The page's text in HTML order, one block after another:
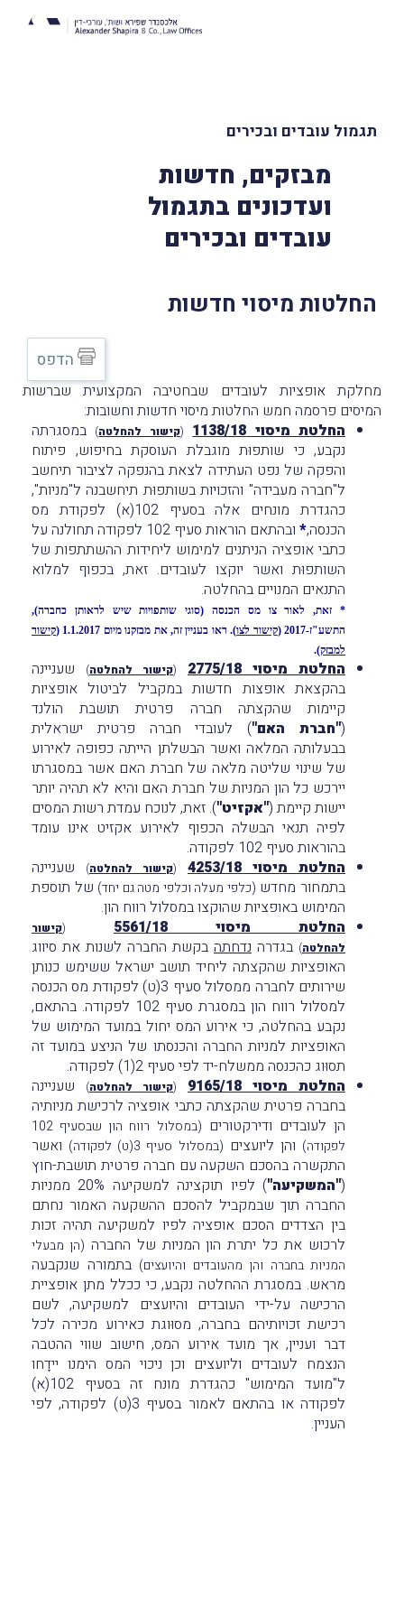
תגמול עובדים ובכירים
מבזקים, חדשות
ועדכונים בתגמול
עובדים ובכירים
החלטות מיסוי חדשות
מחלקת אופציות לעובדים שבחטיבה המקצועית שברשות
המיסים פרסמה חמש החלטות מיסוי חדשות וחשובות:
החלטת מיסוי 1138/18
(קישור להחלטה) במסגרתה
נקבע, כי שותפוּת מוגבלת העוסקת בחיפוש, פיתוח
והפקה של נפט העתידה לצאת בהנפקה לציבור תיחשב
ל"חברה מעבידה" והזכויות בשותפוּת תיחשבנה ל"מניות",
כהגדרת מונחים אלה בסעיף 102(א) לפקודת מס
הכנסה,*
ובהתאם הוראות סעיף 102 לפקודה תחולנה על
כתבי אופציה הניתנים למימוש ליחידות ההשתתפות של
השותפוּת ואשר יוקצו לעובדים. זאת, בכפוף למלוא
התנאים המנויים בהחלטה.
* זאת, לאור צו מס הכנסה (סוגי שותפויות שיש לראותן כחברה),
התשע"ז-2017 (
קישור לצו). ראו בעניין זה, את מבזקנו מיום 1.1.2017 (
קישור
למבזק).
החלטת מיסוי 2775/18 (קישור להחלטה)
שעניינה
בהקצאת אופצות חדשות במקביל לביטול אופציות
קיימות שהקצתה חברה פרטית תושבת הולנד
("חברת האם") לעובדי חברה פרטית ישראלית
בבעלותה המלאה ואשר הבשלתן הייתה כפופה לאירוע
של שינוי שליטה מלאה של חברת האם אשר במסגרתו
יירכש כל הון המניות של חברת האם והיא לא תהיה יותר
יישות קיימת ("אקזיט"). זאת, לנוכח עמדת רשות המסים
לפיה תנאי הבשלה הכפוף לאירוע אקזיט אינו עומד
בהוראות סעיף 102 לפקודה.
החלטת מיסוי 4253/18
(קישור להחלטה)
שעניינה
בתמחור מחדש (כלפי מעלה וכלפי מטה גם יחד) של תוספת
המימוש באופציות שהוקצו במסלול רווח הון.
החלטת מיסוי 5561/18
(קישור
להחלטה) בגדרה נדחתה בקשת החברה לשנות את סיווג
האופציות שהקצתה ליחיד תושב ישראל ששימש כנותן
שירותים לחברה ממסלול סעיף 3(ט) לפקודת מס הכנסה
למסלול רווח הון במסגרת סעיף 102 לפקודה. בהתאם,
נקבע בהחלטה, כי אירוע המס יחול במועד המימוש של
האופציות למניות החברה והכנסתו של הניצע במועד זה
תסוּוג כהכנסה ממשלח-יד לפי סעיף 2(1) לפקודה.
החלטת מיסוי 9165/18
(קישור להחלטה)
שעניינה
בחברה פרטית שהקצתה כתבי אופציה לרכישת מניותיה
הן לעובדים ודירקטורים
(במסלול רווח הון שבסעיף 102
לפקודה) והן ליועצים (במסלול סעיף 3(ט) לפקודה)
ואשר
התקשרה בהסכם השקעה עם חברה פרטית תושבת-חוץ
("המשקיעה"
) לפיו תוקצינה למשקיעה 20% ממניות
החברה תוך שבמקביל להסכם ההשקעה האמור נחתם
בין הצדדים הסכם אופציה לפיו למשקיעה תהיה זכות
לרכוש את כל יתרת הון המניות של החברה (הן מבעלי
המניות בחברה והן מהעובדים והיועצים) בתמורה שנקבעה
מראש. במסגרת ההחלטה נקבע, כי ככלל מתן אופציית
הרכישה על-ידי העובדים והיועצים למשקיעה, לשם
רכישת זכויותיהם בחברה, מסוּוגת כאירוע מכירה לכל
דבר ועניין, אך מועד אירוע המס, חישוב שווי ההטבה
הנצמח לעובדים וליועצים וכן ניכוי המס הימנו יידָחו
ל"מועד המימוש" כהגדרת מונח זה בסעיף 102(א)
לפקודה או בהתאם לאמור בסעיף 3(ט) לפקודה, לפי
העניין.